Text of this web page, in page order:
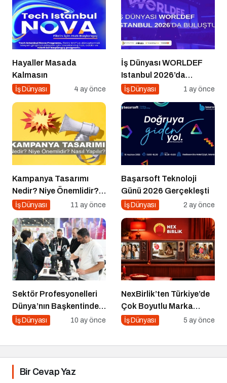
Hayaller Masada
Kalmasın
İş Dünyası 4 ay önce
İş Dünyası WORLDEF
Istanbul 2026’da
Buluştu
İş Dünyası 1 ay önce
Kampanya Tasarımı
Nedir? Niye Önemlidir?
Kampanya Tasarımı
İş Dünyası 11 ay önce
Başarsoft Teknoloji
Günü 2026 Gerçekleşti
İş Dünyası 2 ay önce
Sektör Profesyonelleri
Dünya’nın Başkentinde
Buluşacak!
İş Dünyası 10 ay önce
NexBirlik’ten Türkiye’de
Çok Boyutlu Marka
Hamlesi
İş Dünyası 5 ay önce
Bir Cevap Yaz